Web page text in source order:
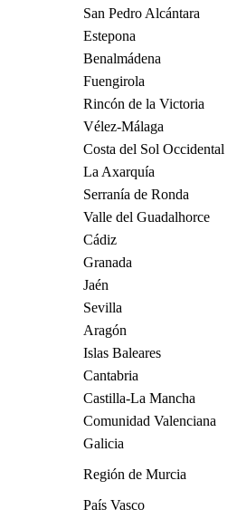
San Pedro Alcántara
Estepona
Benalmádena
Fuengirola
Rincón de la Victoria
Vélez-Málaga
Costa del Sol Occidental
La Axarquía
Serranía de Ronda
Valle del Guadalhorce
Cádiz
Granada
Jaén
Sevilla
Aragón
Islas Baleares
Cantabria
Castilla-La Mancha
Comunidad Valenciana
Galicia
Región de Murcia
País Vasco